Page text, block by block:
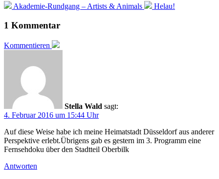
Akademie-Rundgang – Artists & Animals Helau!
1 Kommentar
Kommentieren
Stella Wald sagt:
4. Februar 2016 um 15:44 Uhr
Auf diese Weise habe ich meine Heimatstadt Düsseldorf aus anderer
Perspektive erlebt.Übrigens gab es gestern im 3. Programm eine
Fernsehdoku über den Stadtteil Oberbilk
Antworten